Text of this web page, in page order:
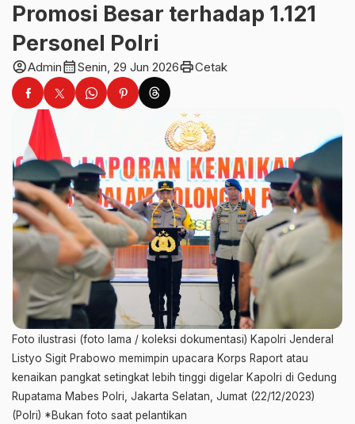
Promosi Besar terhadap 1.121
Personel Polri
account_circleAdmincalendar_monthSenin, 29 Jun 2026printCetak
Foto ilustrasi (foto lama / koleksi dokumentasi) Kapolri Jenderal
Listyo Sigit Prabowo memimpin upacara Korps Raport atau
kenaikan pangkat setingkat lebih tinggi digelar Kapolri di Gedung
Rupatama Mabes Polri, Jakarta Selatan, Jumat (22/12/2023)
(Polri) *Bukan foto saat pelantikan